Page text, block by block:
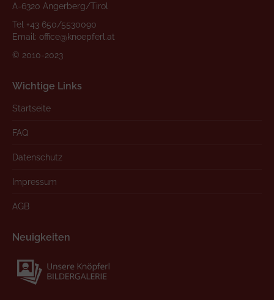
A-6320 Angerberg/Tirol
Tel +43 650/5530090
Email: office@knoepferl.at
© 2010-2023
Wichtige Links
Startseite
FAQ
Datenschutz
Impressum
AGB
Neuigkeiten